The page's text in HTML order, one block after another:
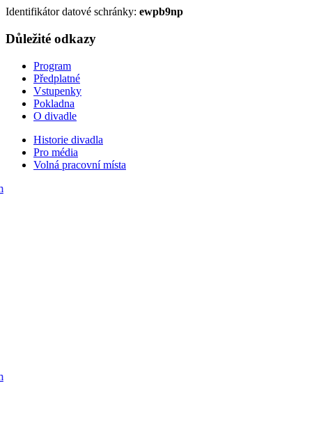
Identifikátor datové schránky: ewpb9np
Důležité odkazy
Program
Předplatné
Vstupenky
Pokladna
O divadle
Historie divadla
Pro média
Volná pracovní místa